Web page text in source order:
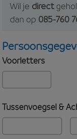
Wil je direct
dan op 085-760
Voorletters
Tussenvoegsel &